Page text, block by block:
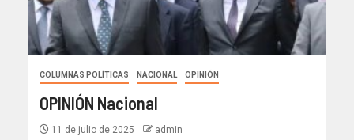
COLUMNAS POLÍTICAS NACIONAL OPINIÓN
OPINIÓN Nacional
11 de julio de 2025 admin